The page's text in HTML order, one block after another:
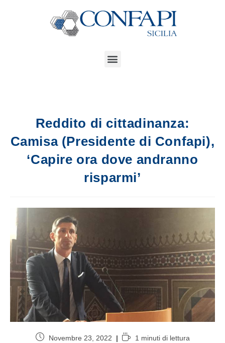
Reddito di cittadinanza:
Camisa (Presidente di Confapi),
‘Capire ora dove andranno
risparmi’
Novembre 23, 2022 1 minuti di lettura